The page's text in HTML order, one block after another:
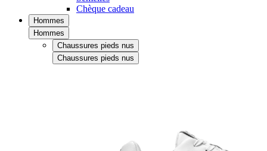
Chèque cadeau
Hommes
Hommes
Chaussures pieds nus
Chaussures pieds nus